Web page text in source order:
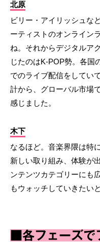
北原
ビリー・アイリッシュな
ーティストのオンライン
ね。それからデジタルア
じたのはK-POP勢。各国
でのライブ配信をしてい
計から、グローバル市場
感じました。
木下
なるほど。音楽界隈は特
新しい取り組み、体験が
ンテンツカテゴリーにも
もウォッチしていきたい
■各フェーズで